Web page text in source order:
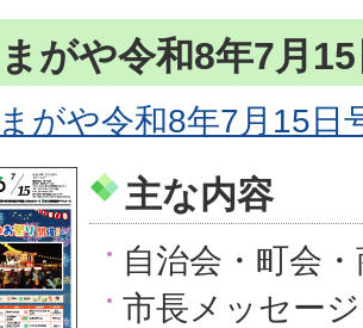
がや令和8年7月
がや令和8年7月15日
主な内容
自治会・町会
市長メッセージ